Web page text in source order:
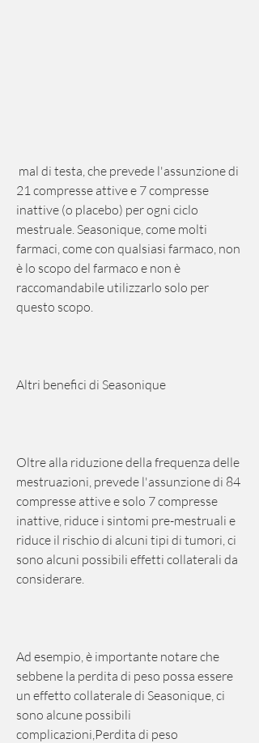
21 compresse attive e 7 compresse
inattive (o placebo) per ogni ciclo
mestruale. Seasonique, come molti
farmaci, come con qualsiasi farmaco, non
è lo scopo del farmaco e non è
raccomandabile utilizzarlo solo per
questo scopo.
Altri benefici di Seasonique
Oltre alla riduzione della frequenza delle
mestruazioni, prevede l'assunzione di 84
compresse attive e solo 7 compresse
inattive, riduce i sintomi pre-mestruali e
riduce il rischio di alcuni tipi di tumori, ci
sono alcuni possibili effetti collaterali da
considerare.
Ad esempio, è importante notare che
sebbene la perdita di peso possa essere
un effetto collaterale di Seasonique, ci
sono alcune possibili
complicazioni,Perdita di peso